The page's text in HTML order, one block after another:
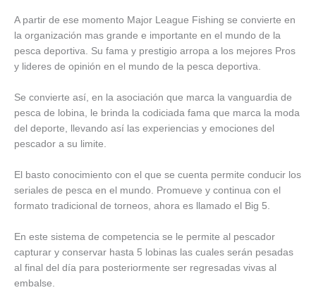
A partir de ese momento Major League Fishing se convierte en
la organización mas grande e importante en el mundo de la
pesca deportiva. Su fama y prestigio arropa a los mejores Pros
y lideres de opinión en el mundo de la pesca deportiva.
Se convierte así, en la asociación que marca la vanguardia de
pesca de lobina, le brinda la codiciada fama que marca la moda
del deporte, llevando así las experiencias y emociones del
pescador a su limite.
El basto conocimiento con el que se cuenta permite conducir los
seriales de pesca en el mundo. Promueve y continua con el
formato tradicional de torneos, ahora es llamado el Big 5.
En este sistema de competencia se le permite al pescador
capturar y conservar hasta 5 lobinas las cuales serán pesadas
al final del día para posteriormente ser regresadas vivas al
embalse.